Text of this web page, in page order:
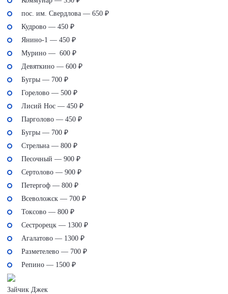
пос. им. Свердлова — 650 ₽
Кудрово — 450 ₽
Янино-1 — 450 ₽
Мурино — 600 ₽
Девяткино — 600 ₽
Бугры — 700 ₽
Горелово — 500 ₽
Лисий Нос — 450 ₽
Парголово — 450 ₽
Бугры — 700 ₽
Стрельна — 800 ₽
Песочный — 900 ₽
Сертолово — 900 ₽
Петергоф — 800 ₽
Всеволожск — 700 ₽
Токсово — 800 ₽
Сестрорецк — 1300 ₽
Агалатово — 1300 ₽
Разметелево — 700 ₽
Репино — 1500 ₽
Зайчик Джек